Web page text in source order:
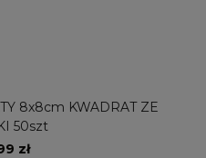
8x8cm KWADRAT ZE
50szt
zł